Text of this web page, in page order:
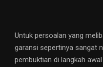
Untuk persoalan yang
garansi sepertinya sangat
pembuktian di langkah